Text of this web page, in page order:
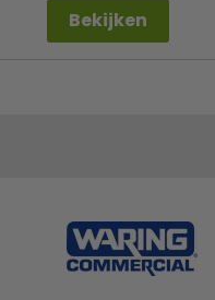
Bekijken